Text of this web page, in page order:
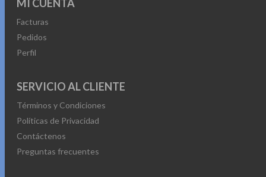
MI CUENTA
Facturas
Pedidos
Perfil
SERVICIO AL CLIENTE
Términos y Condiciones
Políticas de Privacidad
Contáctenos
Preguntas frecuentes